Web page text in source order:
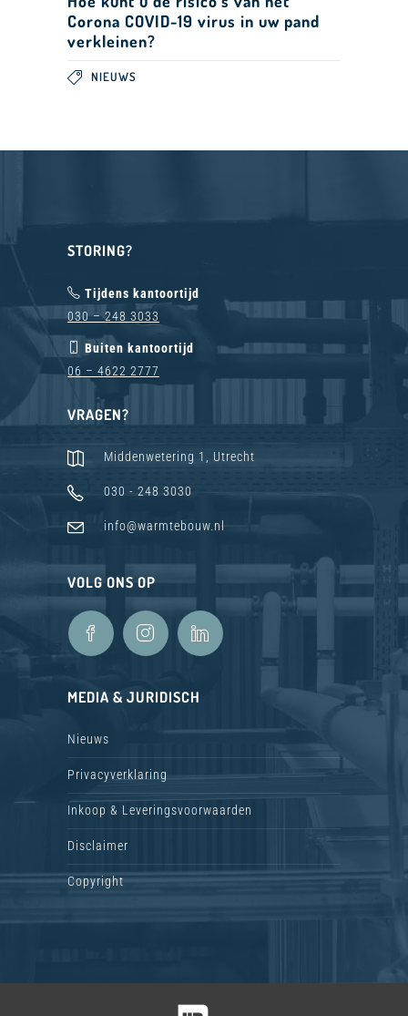
Corona COVID-19 virus in uw pand
verkleinen?
NIEUWS
STORING?
Tijdens kantoortijd
030 – 248 3033
Buiten kantoortijd
06 – 4622 2777
VRAGEN?
Middenwetering 1, Utrecht
030 - 248 3030
info@warmtebouw.nl
VOLG ONS OP
MEDIA & JURIDISCH
Nieuws
Privacyverklaring
Inkoop & Leveringsvoorwaarden
Disclaimer
Copyright